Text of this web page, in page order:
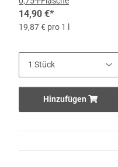
14,90 €*
19,87 € pro 1 l
Hinzufügen